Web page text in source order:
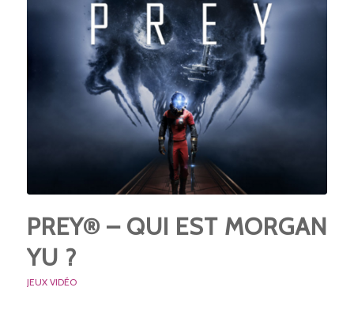
PREY® – QUI EST MORGAN
YU ?
JEUX VIDÉO